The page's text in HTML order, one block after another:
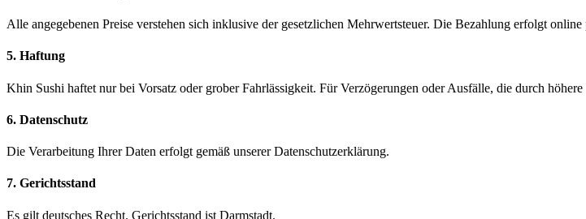
Alle angegebenen Preise verstehen sich inklusive der gesetzlichen Mehrwertsteuer. Die Bezahlung erfolgt
5. Haftung
Khin Sushi haftet nur bei Vorsatz oder grober Fahrlässigkeit. Für Verzögerungen oder Ausfälle, die durch
6. Datenschutz
Die Verarbeitung Ihrer Daten erfolgt gemäß unserer Datenschutzerklärung.
7. Gerichtsstand
Es gilt deutsches Recht. Gerichtsstand ist Darmstadt.